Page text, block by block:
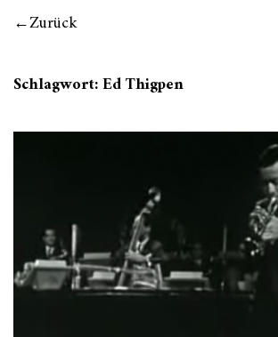
Zurück
Schlagwort:Ed Thigpen